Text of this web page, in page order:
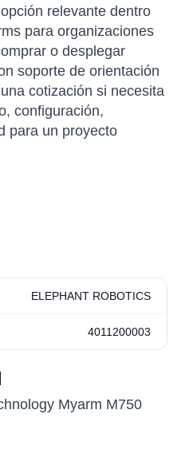
relevante dentro
para organizaciones
o desplegar
soporte de orientación
cotización si necesita
configuración,
para un proyecto
ELEPHANT ROBOTICS
4011200003
Myarm M750